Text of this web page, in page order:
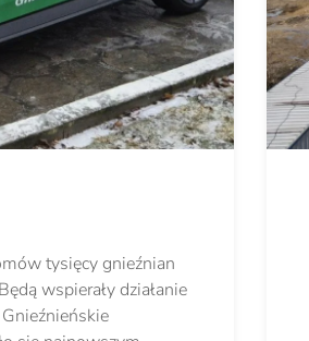
tysięcy gnieźnian
wspierały działanie